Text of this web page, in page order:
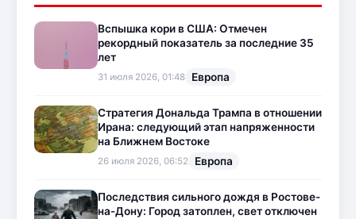
Вспышка кори в США: Отмечен
рекордный показатель за последние 35
лет
31 июля 2026, 01:48 Европа
Стратегия Дональда Трампа в отношении
Ирана: следующий этап напряженности
на Ближнем Востоке
26 июля 2026, 06:52 Европа
Последствия сильного дождя в Ростове-
на-Дону: Город затоплен, свет отключен